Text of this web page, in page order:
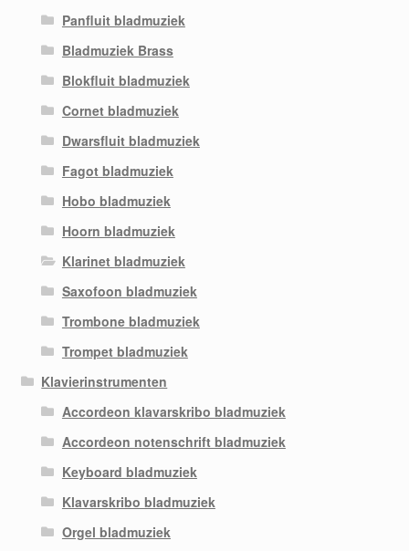
Panfluit bladmuziek
Bladmuziek Brass
Blokfluit bladmuziek
Cornet bladmuziek
Dwarsfluit bladmuziek
Fagot bladmuziek
Hobo bladmuziek
Hoorn bladmuziek
Klarinet bladmuziek
Saxofoon bladmuziek
Trombone bladmuziek
Trompet bladmuziek
Klavierinstrumenten
Accordeon klavarskribo bladmuziek
Accordeon notenschrift bladmuziek
Keyboard bladmuziek
Klavarskribo bladmuziek
Orgel bladmuziek